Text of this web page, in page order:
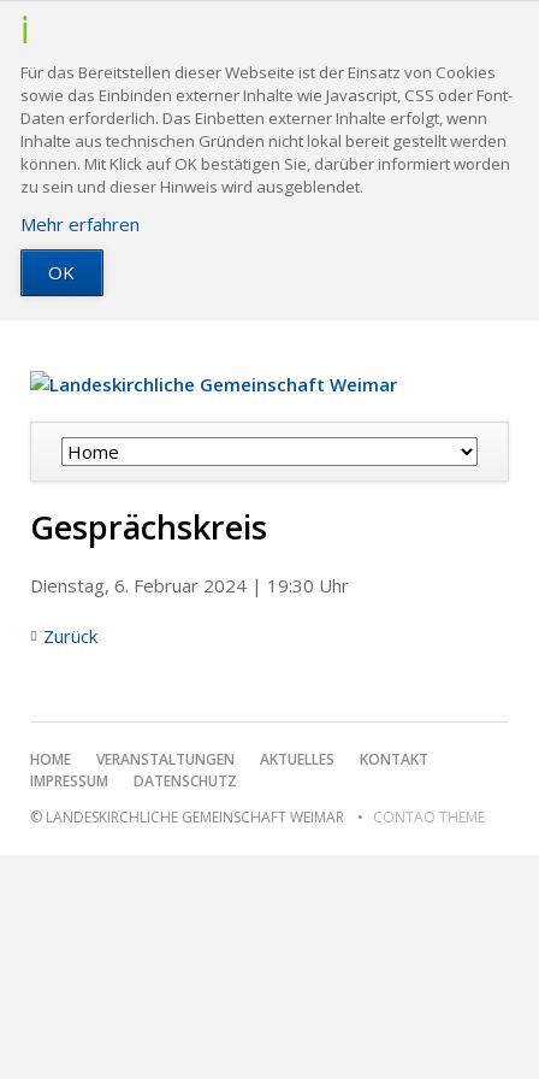
Für das Bereitstellen dieser Webseite ist der Einsatz von Cookies
sowie das Einbinden externer Inhalte wie Javascript, CSS oder Font-
Daten erforderlich. Das Einbetten externer Inhalte erfolgt, wenn
Inhalte aus technischen Gründen nicht lokal bereit gestellt werden
können. Mit Klick auf OK bestätigen Sie, darüber informiert worden
zu sein und dieser Hinweis wird ausgeblendet.
Mehr erfahren
OK
Navigation
Gesprächskreis
Dienstag, 6. Februar 2024 | 19:30 Uhr
Zurück
NAVIGATION
ÜBERSPRINGEN
HOME VERANSTALTUNGEN AKTUELLES
KONTAKT
IMPRESSUM
DATENSCHUTZ
© LANDESKIRCHLICHE GEMEINSCHAFT WEIMAR
CONTAO THEME